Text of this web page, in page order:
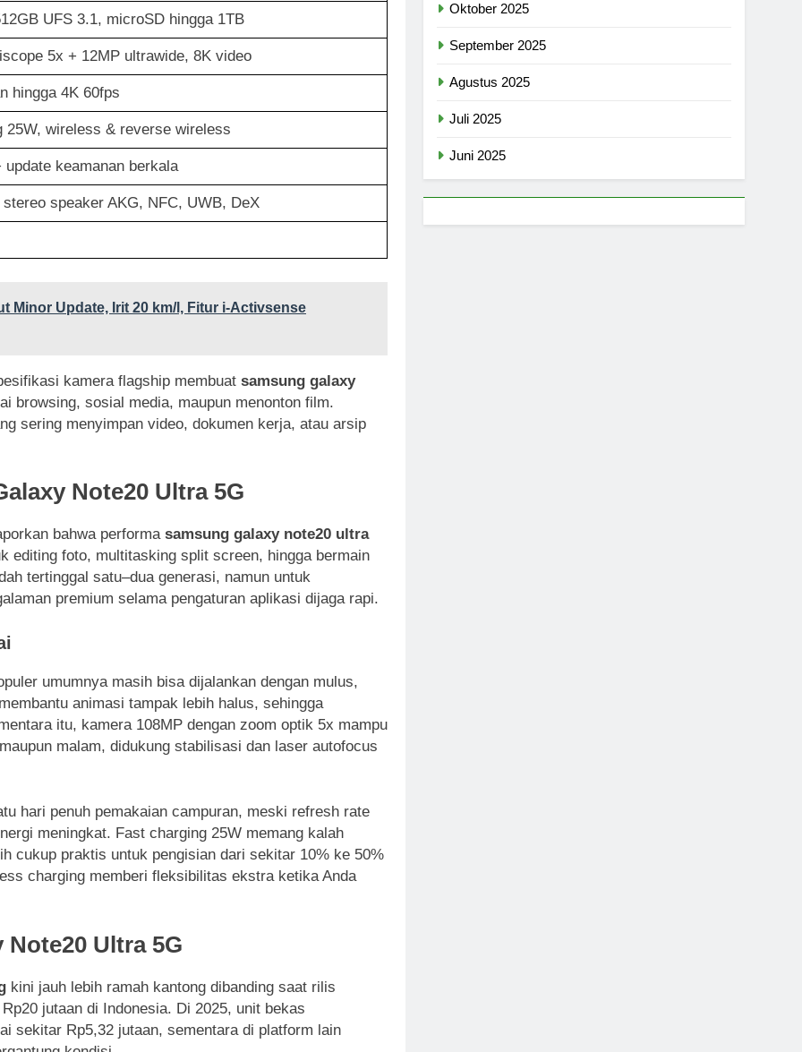
UFS 3.1, microSD hingga 1TB
5x + 12MP ultrawide, 8K video
hingga 4K 60fps
25W, wireless & reverse wireless
keamanan berkala
speaker AKG, NFC, UWB, DeX
Minor Update, Irit 20 km/l, Fitur i-Activsense
kamera flagship membuat samsung galaxy
browsing, sosial media, maupun menonton film.
sering menyimpan video, dokumen kerja, atau arsip
Note20 Ultra 5G
bahwa performa samsung galaxy note20 ultra
foto, multitasking split screen, hingga bermain
tertinggal satu–dua generasi, namun untuk
premium selama pengaturan aplikasi dijaga rapi.
umumnya masih bisa dijalankan dengan mulus,
animasi tampak lebih halus, sehingga
itu, kamera 108MP dengan zoom optik 5x mampu
malam, didukung stabilisasi dan laser autofocus
hari penuh pemakaian campuran, meski refresh rate
meningkat. Fast charging 25W memang kalah
cukup praktis untuk pengisian dari sekitar 10% ke 50%
charging memberi fleksibilitas ekstra ketika Anda
Note20 Ultra 5G
kini jauh lebih ramah kantong dibanding saat rilis
jutaan di Indonesia. Di 2025, unit bekas
sekitar Rp5,32 jutaan, sementara di platform lain
Oktober 2025
September 2025
Agustus 2025
Juli 2025
Juni 2025